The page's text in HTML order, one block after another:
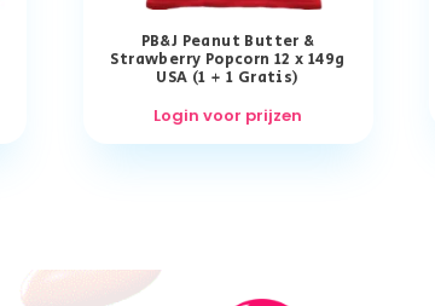
PB&J Peanut Butter &
Strawberry Popcorn 12 x 149g
USA (1 + 1 Gratis)
Login voor prijzen